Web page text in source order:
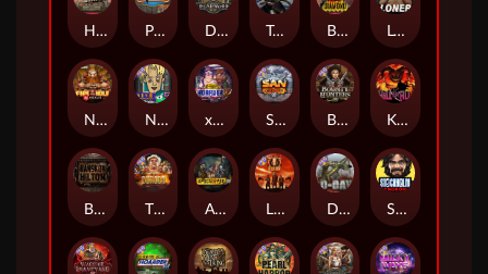
Kill Em All
Blood Diamond
Nexus Fire In The Hole xBomb
Home of the Brave
Stockholm Syndrome
Apocalypse Super xNudge
Deadwood R.I.P
Bangkok Hilton
Loner
xWays Hoarder 2
Nine To Five Bounty Hunters xNudge®
Little Bighorn
San Quentin xWays
Punk Toilet True Grit Redemption
D Day
The Border